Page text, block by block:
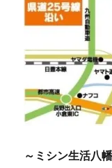
～ミシン生活八